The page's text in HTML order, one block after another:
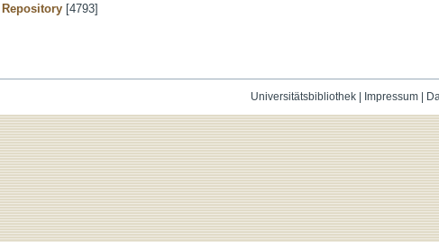
[4793]
Universitätsbibliothek| Impressum|